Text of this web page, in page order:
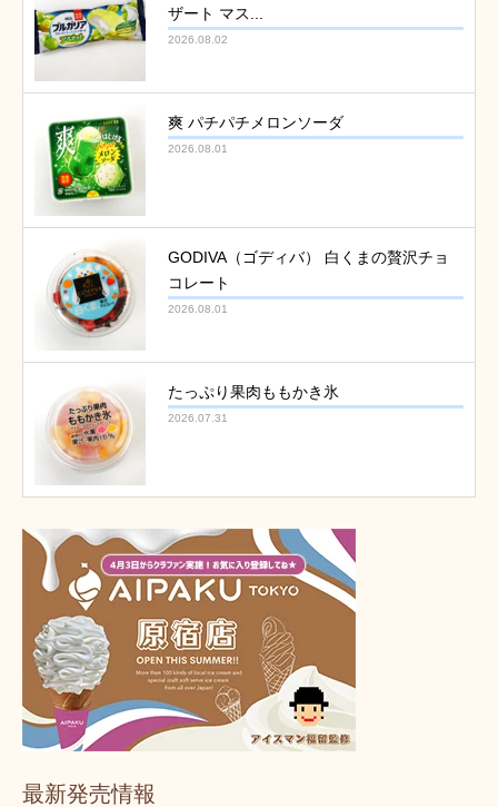
ザート マス...
2026.08.02
爽 パチパチメロンソーダ
2026.08.01
GODIVA（ゴディバ） 白くまの贅沢チョ
コレート
2026.08.01
たっぷり果肉ももかき氷
2026.07.31
最新発売情報